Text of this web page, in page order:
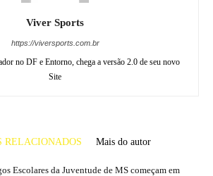
Viver Sports
https://viversports.com.br
no DF e Entorno, chega a versão 2.0 de seu novo
Site
RELACIONADOS Mais do autor
Escolares da Juventude de MS começam em